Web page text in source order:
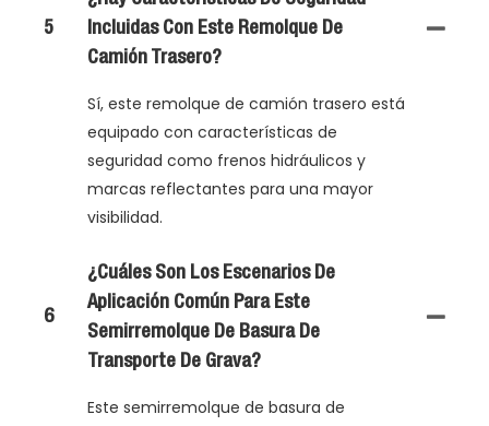
5
Incluidas Con Este Remolque De
Camión Trasero?
Sí, este remolque de camión trasero está
equipado con características de
seguridad como frenos hidráulicos y
marcas reflectantes para una mayor
visibilidad.
6
¿Cuáles Son Los Escenarios De
Aplicación Común Para Este
Semirremolque De Basura De
Transporte De Grava?
Este semirremolque de basura de